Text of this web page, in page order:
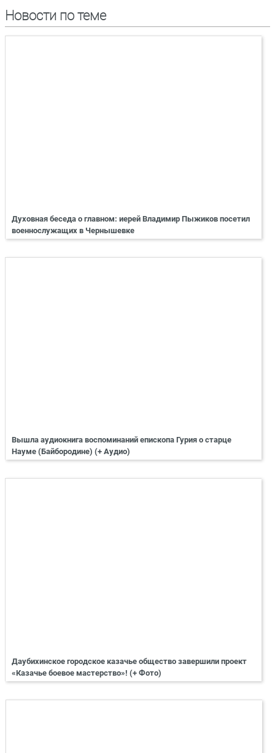
Новости по теме
Духовная беседа о главном: иерей Владимир Пыжиков посетил
военнослужащих в Чернышевке
Вышла аудиокнига воспоминаний епископа Гурия о старце
Науме (Байбородине) (+ Аудио)
Даубихинское городское казачье общество завершили проект
«Казачье боевое мастерство»! (+ Фото)